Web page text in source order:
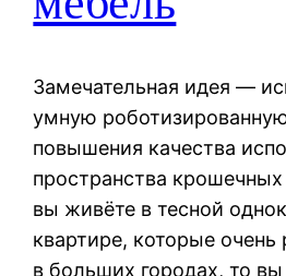
Замечательная идея —
умную
повышения качества
пространства
вы живёте в тесной
квартире, которые очень
в больших городах, то вы